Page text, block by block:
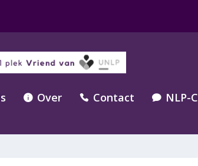
 Over  Contact  NLP-